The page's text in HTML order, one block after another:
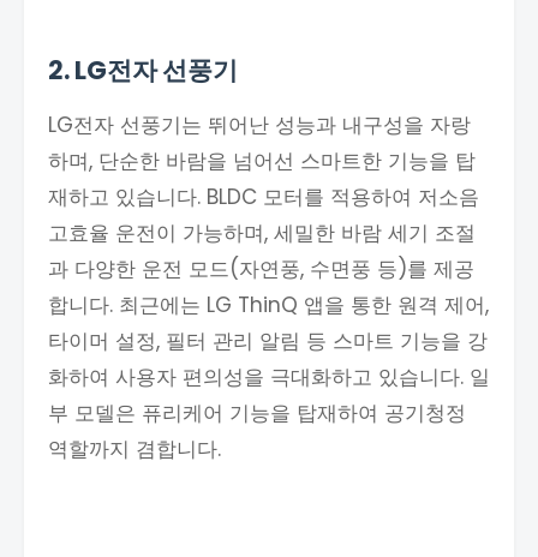
2. LG전자 선풍기
LG전자 선풍기는 뛰어난 성능과 내구성을 자랑
하며, 단순한 바람을 넘어선 스마트한 기능을 탑
재하고 있습니다. BLDC 모터를 적용하여 저소음
고효율 운전이 가능하며, 세밀한 바람 세기 조절
과 다양한 운전 모드(자연풍, 수면풍 등)를 제공
합니다. 최근에는 LG ThinQ 앱을 통한 원격 제어,
타이머 설정, 필터 관리 알림 등 스마트 기능을 강
화하여 사용자 편의성을 극대화하고 있습니다. 일
부 모델은 퓨리케어 기능을 탑재하여 공기청정
역할까지 겸합니다.